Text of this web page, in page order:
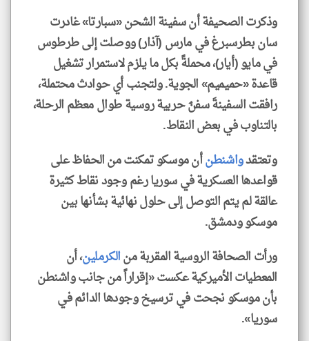
وذكرت الصحيفة أن سفينة الشحن «سبارتا» غادرت
سان بطرسبرغ في مارس (آذار) ووصلت إلى طرطوس
في مايو (أيار)، محملةً بكل ما يلزم لاستمرار تشغيل
قاعدة «حميميم» الجوية. ولتجنب أي حوادث محتملة،
رافقت السفينةَ سفنٌ حربية روسية طوال معظم الرحلة،
بالتناوب في بعض النقاط.
وتعتقدواشنطنأن موسكو تمكنت من الحفاظ على
قواعدها العسكرية في سوريا رغم وجود نقاط كثيرة
عالقة لم يتم التوصل إلى حلول نهائية بشأنها بين
موسكو ودمشق.
ورأت الصحافة الروسية المقربة منالكرملين، أن
المعطيات الأميركية عكست «إقراراً من جانب واشنطن
بأن موسكو نجحت في ترسيخ وجودها الدائم في
سوريا».